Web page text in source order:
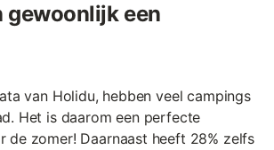
gewoonlijk een
van Holidu, hebben veel campings
Het is daarom een perfecte
de zomer! Daarnaast heeft 28% zelfs